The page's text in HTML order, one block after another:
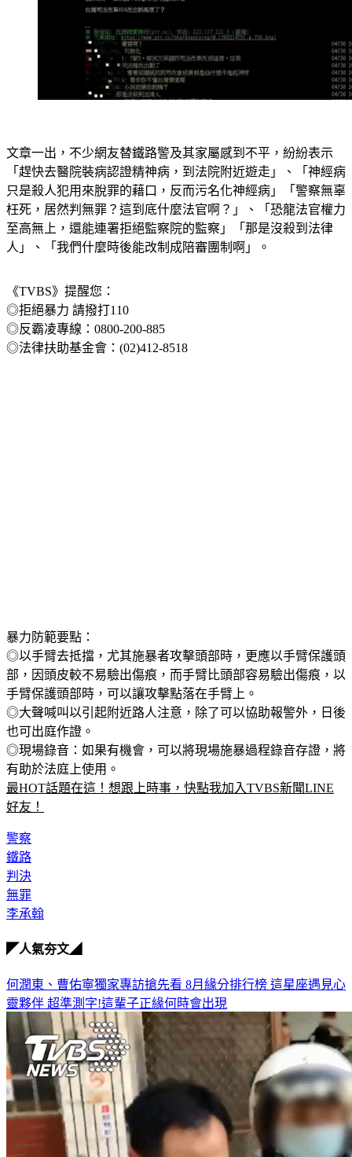
文章一出，不少網友替鐵路警及其家屬感到不平，紛紛表示
「趕快去醫院裝病認證精神病，到法院附近遊走」、「神經病
只是殺人犯用來脫罪的藉口，反而污名化神經病」「警察無辜
枉死，居然判無罪？這到底什麼法官啊？」、「恐龍法官權力
至高無上，還能連署拒絕監察院的監察」「那是沒殺到法律
《TVBS》提醒您：
◎拒絕暴力 請撥打110
◎反霸凌專線：0800-200-885
暴力防範要點：
◎以手臂去抵擋，尤其施暴者攻擊頭部時，更應以手臂保護頭
部，因頭皮較不易驗出傷痕，而手臂比頭部容易驗出傷痕，以
手臂保護頭部時，可以讓攻擊點落在手臂上。
◎大聲喊叫以引起附近路人注意，除了可以協助報警外，日後
也可出庭作證。
◎現場錄音：如果有機會，可以將現場施暴過程錄音存證，將
有助於法庭上使用。
最HOT話題在這！想跟上時事，快點我加入TVBS新聞LINE
警察
鐵路
判決
無罪
何潤東、曹佑寧獨家專訪搶先看8月緣分排行榜 這星座遇見心
靈夥伴
超準測字!這輩子正緣何時會出現